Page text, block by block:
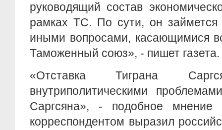
руководящий состав
рамках ТС. По сути, он займется
иными вопросами, касающимися
Таможенный союз», - пишет газета.
«Отставка Тиграна
внутриполитическими
Саргсяна», - подобное
корреспондентом выразил